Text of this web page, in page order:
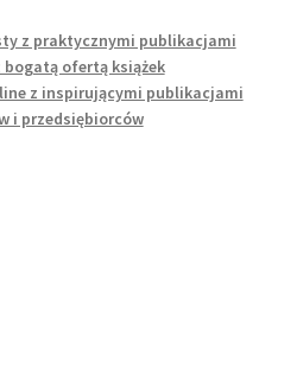
z praktycznymi publikacjami
ofertą książek
z inspirującymi publikacjami
i przedsiębiorców